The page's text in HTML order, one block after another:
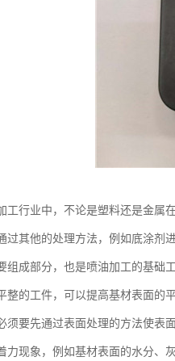
工行业中，不论是塑料还是金属
过其他的处理方法，例如底涂剂
组成部分，也是喷油加工的基础
整的工件，可以提高基材表面的
须要先通过表面处理的方法使表
力现象，例如基材表面的水分、